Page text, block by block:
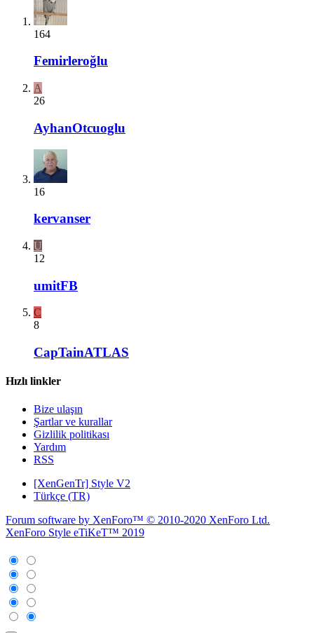
164
Femirleroğlu
A
26
AyhanOtcuoglu
16
kervanser
U
12
umitFB
C
8
CapTainATLAS
Hızlı linkler
Bize ulaşın
Şartlar ve kurallar
Gizlilik politikası
Yardım
RSS
[XenGenTr] Style V2
Türkçe (TR)
Forum software by XenForo™ © 2010-2020 XenForo Ltd.
XenForo Style eTiKeT™ 2019